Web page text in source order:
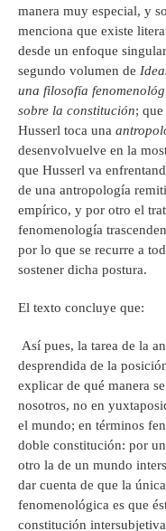
manera muy especial, y
menciona que existe
desde un enfoque
segundo volumen de
una filosofía
sobre la constitución;
Husserl toca una
desenvolvuelve en la
que Husserl va
de una antropología
empírico, y por otro el
fenomenología
por lo que se recurre a
sostener dicha postura.
El texto concluye que:
Así pues, la tarea de la
desprendida de la
explicar de qué manera
nosotros, no en
el mundo; en términos
doble constitución: por
otro la de un mundo
dar cuenta de que la
fenomenológica es que
constitución